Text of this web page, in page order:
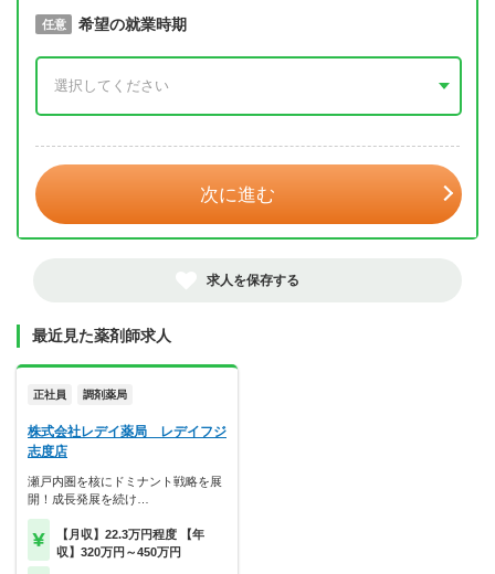
必須 取得予定年
任意 希望の就業時期
次に進む
求人を保存する
最近見た薬剤師求人
正社員 調剤薬局
株式会社レデイ薬局 レデイフジ
志度店
瀬戸内圏を核にドミナント戦略を展
開！成長発展を続け…
【月収】22.3万円程度 【年
収】320万円～450万円